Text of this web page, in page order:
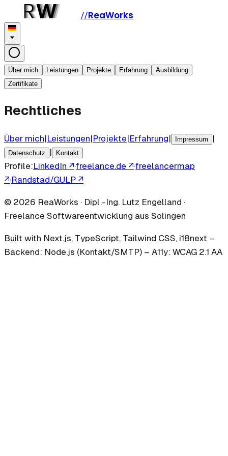
//ReaWorks
Über mich Leistungen Projekte Erfahrung
Ausbildung
Zertifikate
Rechtliches
Über mich|Leistungen|Projekte|Erfahrung| Impressum |
Datenschutz | Kontakt
Profile:LinkedIn ↗·freelance.de ↗·freelancermap
↗·Randstad/GULP ↗
© 2026 ReaWorks · Dipl.-Ing. Lutz Engelland ·
Freelance Softwareentwicklung aus Solingen
Built with Next.js, TypeScript, Tailwind CSS, i18next –
Backend: Node.js (Kontakt/SMTP) – A11y: WCAG 2.1 AA